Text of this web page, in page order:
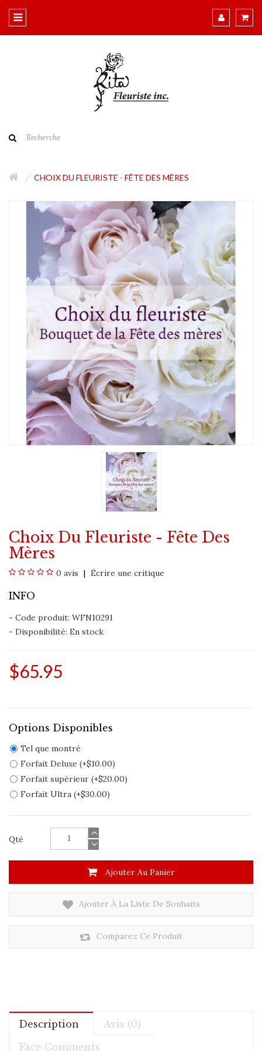
CHOIX DU FLEURISTE - FÊTE DES MÈRES
Choix Du Fleuriste - Fête Des
Mères
0 avis Écrire une critique
INFO
- Code produit: WFN10291
- Disponibilité: En stock
$65.95
Options Disponibles
Tel que montré
Forfait Deluxe (+$10.00)
Forfait supérieur (+$20.00)
Forfait Ultra (+$30.00)
Qté
Ajouter Au Panier
Ajouter À La Liste De Souhaits
Comparez Ce Produit
Description
Avis (0)
Face Comments